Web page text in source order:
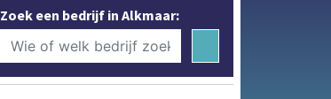
Zoek een bedrijf in Alkmaar: